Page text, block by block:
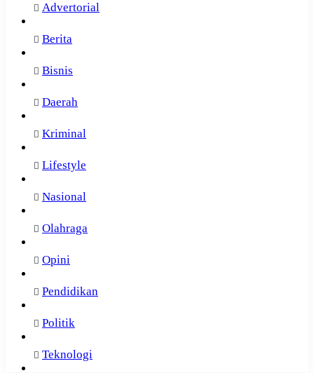
Advertorial
Berita
Bisnis
Daerah
Kriminal
Lifestyle
Nasional
Olahraga
Opini
Pendidikan
Politik
Teknologi